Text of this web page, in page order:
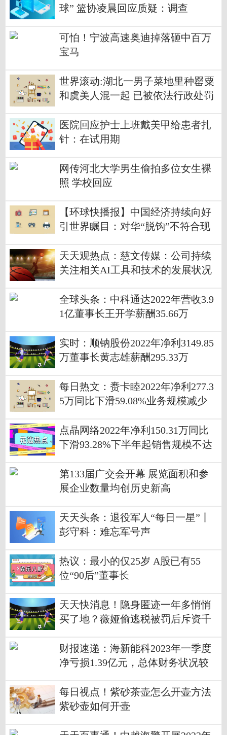
球” 篮协凌晨回应质疑：调查
可怕！宁波高速奥迪掉落砸中百万
宝马
世界滚动:湖北一男子菜地里种罂粟
和虞美人混一起 已被依法行政处罚
医院回应护士上班戴美甲给患者扎
针：在试用期
网传河北大学男生偷拍多位女生裸
照 学校回应
【环球快播报】中国经济持续向好
引世界瞩目：对华“脱钩”不符合现
天天观热点：慈文传媒：公司持续
关注相关AI工具和技术的发展状况
全球头条：中科通达2022年营收3.9
1亿董事长王开学薪酬35.66万
实时：顺钠股份2022年净利3149.85
万董事长黄志雄薪酬295.33万
每日热文：赉卡睦2022年净利277.3
5万同比下滑59.08%业务规模减少
点晶网络2022年净利150.31万同比
下滑93.28%下半年起销售规模不达
第133届广交会开幕 展览面积和参
展企业数量均创历史新高
天天头条：退役军人“每日一星”丨
彭守科：难忘军号声
热议：最小的仅25岁 A股已有55
位“90后”董事长
天天快消息！隐身匿迹一年多悄悄
买了地？薇娅偷逃税被罚后斥资千
财报速递：海新能科2023年一季度
净亏损1.39亿元，总体财务状况较
每日视点！紫砂茶壶怎么开壶方法
紫砂壶如何开壶